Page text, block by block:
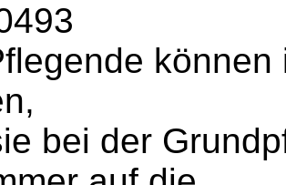
bei der